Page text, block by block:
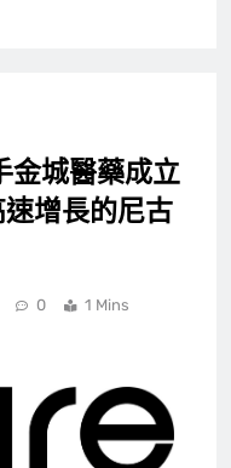
金城醫藥成立
增長的尼古
0 1 Mins